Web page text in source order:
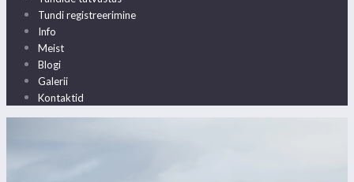
Tundi registreerimine
Info
Meist
Blogi
Galerii
Kontaktid